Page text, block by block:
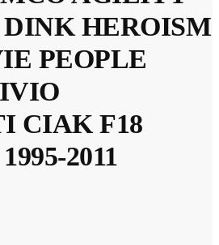
HEROISM
PEOPLE
CIAK F18
2011